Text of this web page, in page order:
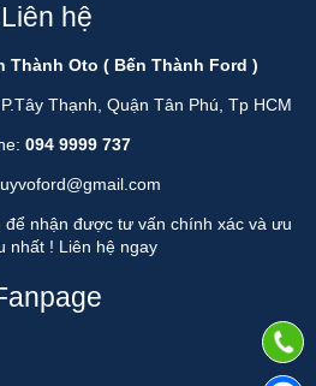
Liên hệ
Thành Oto ( Bến Thành Ford )
Thạnh, Quận Tân Phú, Tp HCM
094 9999 737
để nhận được tư vấn chính xác và ưu
nhất ! Liên hệ ngay